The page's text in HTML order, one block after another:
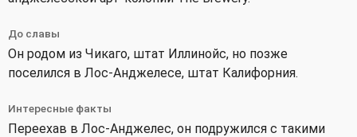
До славы
Он родом из Чикаго, штат Иллинойс, но позже
поселился в Лос-Анджелесе, штат Калифорния.
Интересные факты
Переехав в Лос-Анджелес, он подружился с такими